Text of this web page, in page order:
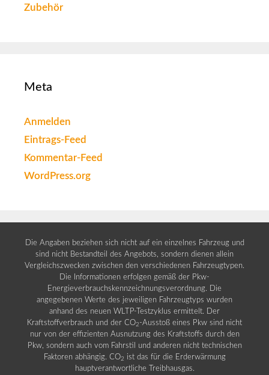
Zubehör
Meta
Anmelden
Eintrags-Feed
Kommentar-Feed
WordPress.org
Die Angaben beziehen sich nicht auf ein einzelnes Fahrzeug und
sind nicht Bestandteil des Angebots, sondern dienen allein
Vergleichszwecken zwischen den verschiedenen Fahrzeugtypen.
Die Informationen erfolgen gemäß der Pkw-
Energieverbrauchskennzeichnungsverordnung. Die
angegebenen Werte des jeweiligen Fahrzeugtyps wurden
anhand des neuen WLTP-Testzyklus ermittelt. Der
Kraftstoffverbrauch und der CO2 -Ausstoß eines Pkw sind nicht
nur von der effizienten Ausnutzung des Kraftstoffs durch den
Pkw, sondern auch vom Fahrstil und anderen nicht technischen
Faktoren abhängig. CO2 ist das für die Erderwärmung
hauptverantwortliche Treibhausgas.